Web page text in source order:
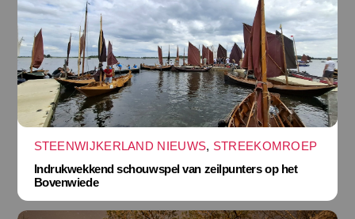
STEENWIJKERLAND NIEUWS, STREEKOMROEP
Indrukwekkend schouwspel van zeilpunters op het
Bovenwiede